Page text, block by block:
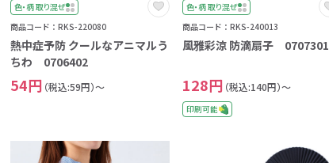
3
4
5
6
9
色・柄 取り混ぜ
商品コード：RKS-220080
熱中症予防 クールなアニマルう
ちわ 0706402
54円 （税込:59円）～
色・柄 取り混ぜ
商品コード：RKS-240013
風雅彩涼 防滴扇子 0707301
128円 （税込:140円）～
印刷可能